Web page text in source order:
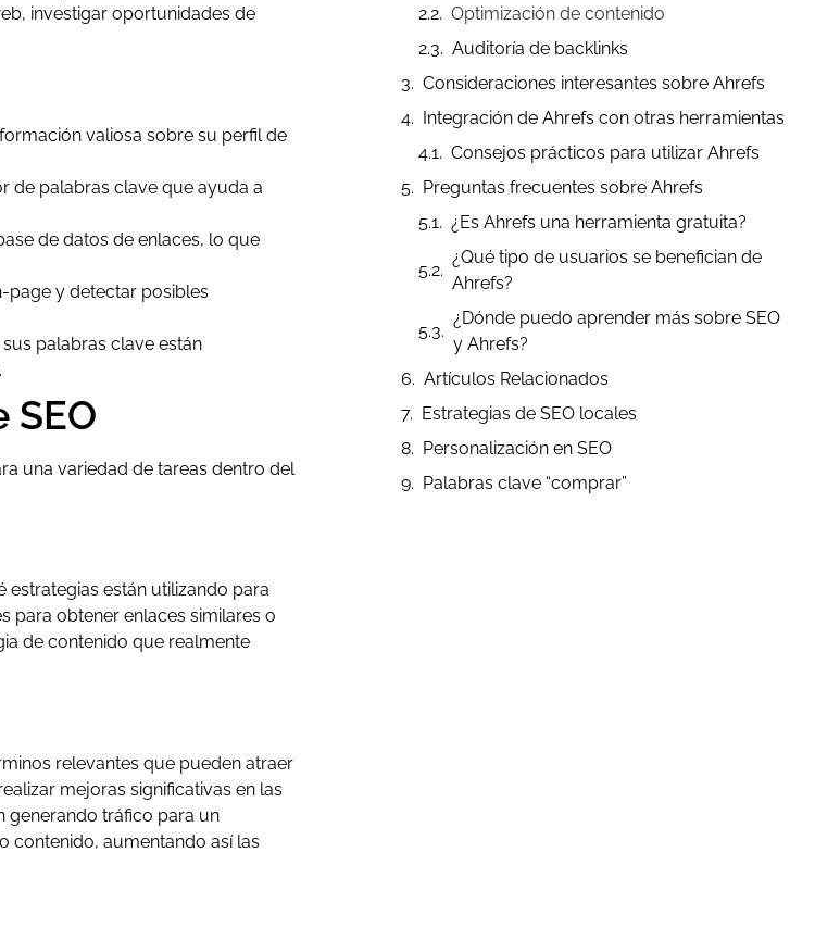
investigar oportunidades de
valiosa sobre su perfil de
de palabras clave que ayuda a
de datos de enlaces, lo que
page y detectar posibles
palabras clave están
SEO
una variedad de tareas dentro del
están utilizando para
para obtener enlaces similares o
de contenido que realmente
relevantes que pueden atraer
mejoras significativas en las
generando tráfico para un
contenido, aumentando así las
Optimización de contenido
Auditoría de backlinks
Consideraciones interesantes sobre Ahrefs
Integración de Ahrefs con otras herramientas
Consejos prácticos para utilizar Ahrefs
Preguntas frecuentes sobre Ahrefs
¿Es Ahrefs una herramienta gratuita?
¿Qué tipo de usuarios se benefician de
Ahrefs?
¿Dónde puedo aprender más sobre SEO
y Ahrefs?
Artículos Relacionados
Estrategias de SEO locales
Personalización en SEO
Palabras clave “comprar”